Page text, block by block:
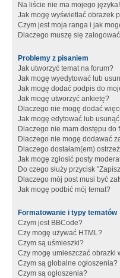
Na liście nie ma mojego języka!
Jak mogę wyświetlać obrazek
Czym jest moja ranga i jak
Dlaczego muszę się
Problemy z pisaniem
Jak utworzyć temat na forum?
Jak mogę wyedytować lub
Jak mogę dodać podpis do
Jak mogę utworzyć ankietę?
Dlaczego nie mogę dodać
Jak mogę edytować lub
Dlaczego nie mam dostępu do
Dlaczego nie mogę dodawać
Dlaczego dostałam(em)
Jak mogę zgłosić posty
Do czego służy przycisk
Dlaczego mój post musi być
Jak mogę podbić mój temat?
Formatowanie i typy tematów
Czym jest BBCode?
Czy mogę używać HTML?
Czym są uśmieszki?
Czy mogę umieszczać obrazki
Czym są globalne ogłoszenia?
Czym są ogłoszenia?